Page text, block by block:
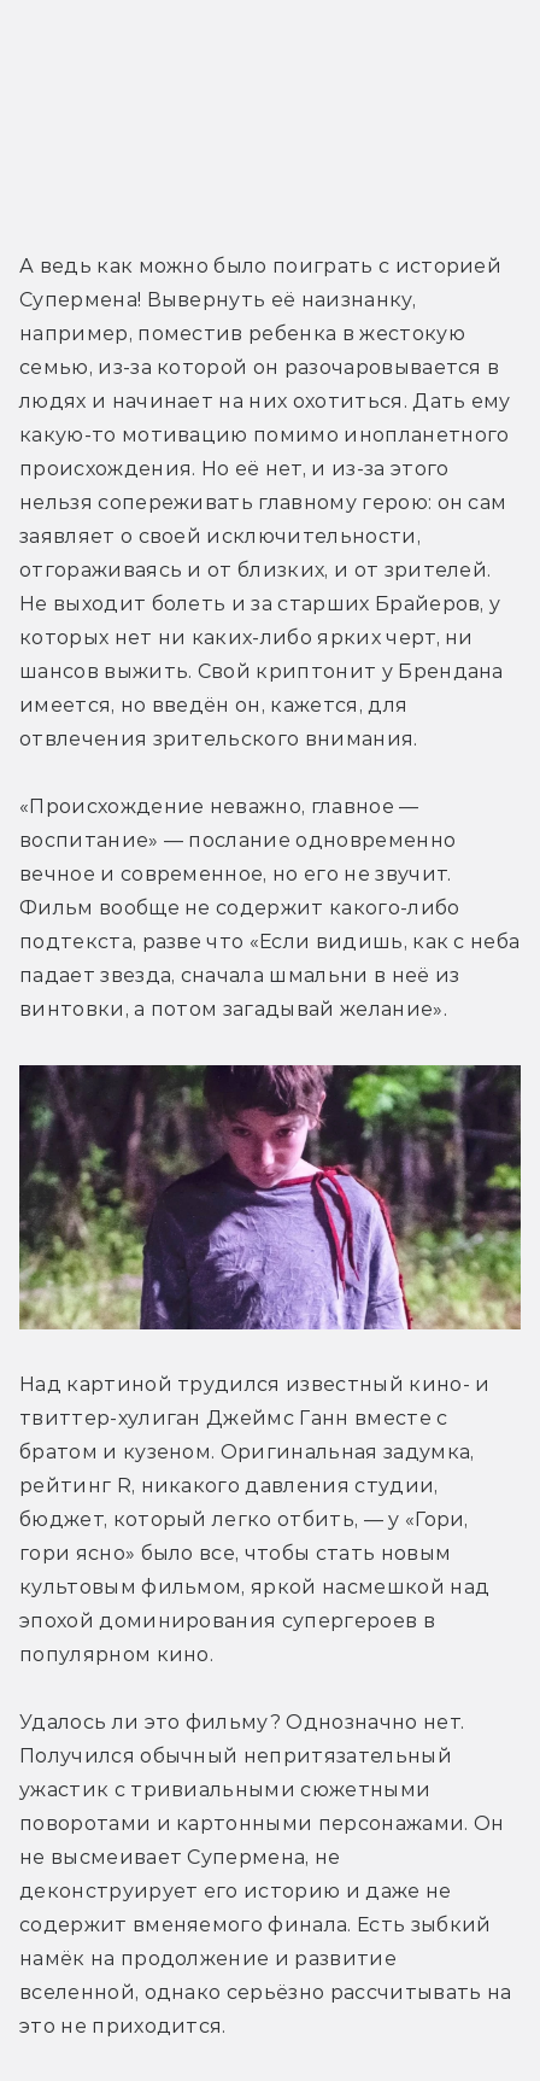
А ведь как можно было поиграть с историей
Супермена! Вывернуть её наизнанку,
например, поместив ребенка в жестокую
семью, из-за которой он разочаровывается в
людях и начинает на них охотиться. Дать ему
какую-то мотивацию помимо инопланетного
происхождения. Но её нет, и из-за этого
нельзя сопереживать главному герою: он сам
заявляет о своей исключительности,
отгораживаясь и от близких, и от зрителей.
Не выходит болеть и за старших Брайеров, у
которых нет ни каких-либо ярких черт, ни
шансов выжить. Свой криптонит у Брендана
имеется, но введён он, кажется, для
отвлечения зрительского внимания.
«Происхождение неважно, главное —
воспитание» — послание одновременно
вечное и современное, но его не звучит.
Фильм вообще не содержит какого-либо
подтекста, разве что «Если видишь, как с неба
падает звезда, сначала шмальни в неё из
винтовки, а потом загадывай желание».
Над картиной трудился известный кино- и
твиттер-хулиган Джеймс Ганн вместе с
братом и кузеном. Оригинальная задумка,
рейтинг R, никакого давления студии,
бюджет, который легко отбить, — у «Гори,
гори ясно» было все, чтобы стать новым
культовым фильмом, яркой насмешкой над
эпохой доминирования супергероев в
популярном кино.
Удалось ли это фильму? Однозначно нет.
Получился обычный непритязательный
ужастик с тривиальными сюжетными
поворотами и картонными персонажами. Он
не высмеивает Супермена, не
деконструирует его историю и даже не
содержит вменяемого финала. Есть зыбкий
намёк на продолжение и развитие
вселенной, однако серьёзно рассчитывать на
это не приходится.